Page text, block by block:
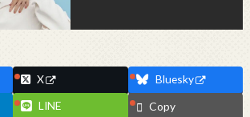
X
Bluesky
LINE Copy